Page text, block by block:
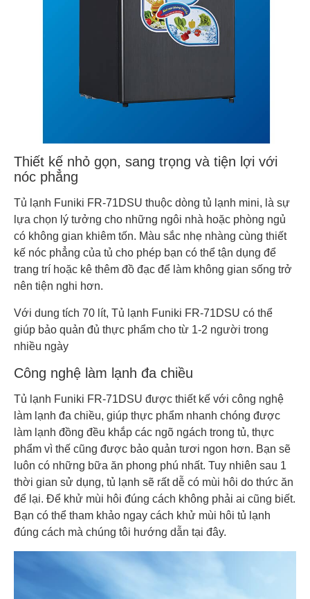
Thiết kế nhỏ gọn, sang trọng và tiện lợi với
nóc phẳng
Tủ lạnh Funiki FR-71DSU thuộc dòng tủ lạnh mini, là sự
lựa chọn lý tưởng cho những ngôi nhà hoặc phòng ngủ
có không gian khiêm tốn. Màu sắc nhẹ nhàng cùng thiết
kế nóc phẳng của tủ cho phép bạn có thể tận dụng để
trang trí hoặc kê thêm đồ đạc để làm không gian sống trở
nên tiện nghi hơn.
Với dung tích 70 lít, Tủ lạnh Funiki FR-71DSU có thể
giúp bảo quản đủ thực phẩm cho từ 1-2 người trong
nhiều ngày
Công nghệ làm lạnh đa chiều
Tủ lạnh Funiki FR-71DSU được thiết kế với công nghệ
làm lạnh đa chiều, giúp thực phẩm nhanh chóng được
làm lạnh đồng đều khắp các ngõ ngách trong tủ, thực
phẩm vì thế cũng được bảo quản tươi ngon hơn. Bạn sẽ
luôn có những bữa ăn phong phú nhất. Tuy nhiên sau 1
thời gian sử dụng, tủ lạnh sẽ rất dễ có mùi hôi do thức ăn
để lại. Để khử mùi hôi đúng cách không phải ai cũng biết.
Bạn có thể tham khảo ngay cách khử mùi hôi tủ lạnh
đúng cách mà chúng tôi hướng dẫn tại đây.